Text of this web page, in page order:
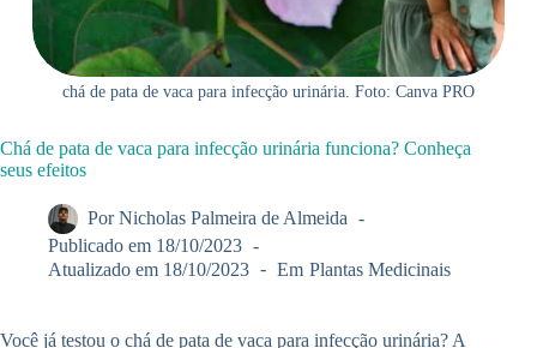
chá de pata de vaca para infecção urinária. Foto: Canva PRO
Chá de pata de vaca para infecção urinária funciona? Conheça
seus efeitos
Por Nicholas Palmeira de Almeida
Publicado em 18/10/2023
Atualizado em 18/10/2023 Em Plantas Medicinais
Você já testou o chá de pata de vaca para infecção urinária? A